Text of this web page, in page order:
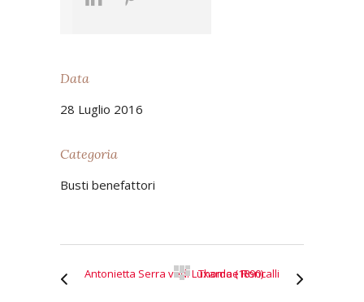
Data
28 Luglio 2016
Categoria
Busti benefattori
Antonietta Serra ved. Luxardo (1890)
Thomae Roncalli